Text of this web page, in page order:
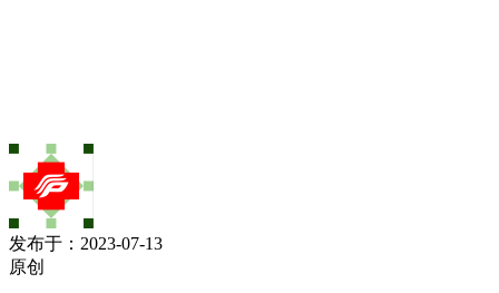
发布于：2023-07-13
原创